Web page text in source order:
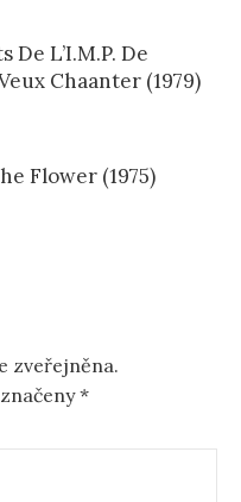
L’I.M.P. De
Chaanter (1979)
Flower (1975)
zveřejněna.
*